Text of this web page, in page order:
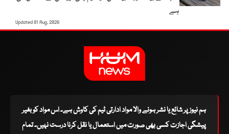
ہے
Updated 01 Aug, 2026
ہم نیوز پر شائع یا نشر ہونے والا مواد ادارتی ٹیم کی کاوش ہے۔ اس مواد کو بغیر
پیشگی اجازت کسی بھی صورت میں استعمال یا نقل کرنا درست نہیں۔ تمام